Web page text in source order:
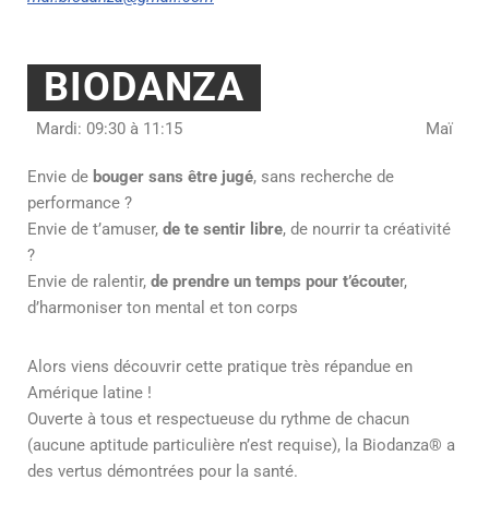
BIODANZA
Mardi: 09:30 à 11:15 Maï
Envie de bouger sans être jugé, sans recherche de
performance ?
Envie de t’amuser, de te sentir libre, de nourrir ta créativité
?
Envie de ralentir, de prendre un temps pour t’écouter,
d’harmoniser ton mental et ton corps
Alors viens découvrir cette pratique très répandue en
Amérique latine !
Ouverte à tous et respectueuse du rythme de chacun
(aucune aptitude particulière n’est requise), la Biodanza® a
des vertus démontrées pour la santé.